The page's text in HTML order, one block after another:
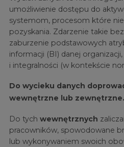
umożliwienie dostępu do
systemom, procesom które
pozyskania. Zdarzenie takie
zaburzenie podstawowych
informacji (BI) danej
i integralności (w kontekście
Do wycieku danych
wewnętrzne lub zewnętrzne.
Do tych wewnętrznych
pracowników, spowodowane
lub wykonywaniem swoich